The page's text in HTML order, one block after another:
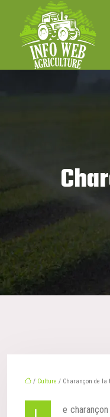
/ Culture / Charançon de la
Le